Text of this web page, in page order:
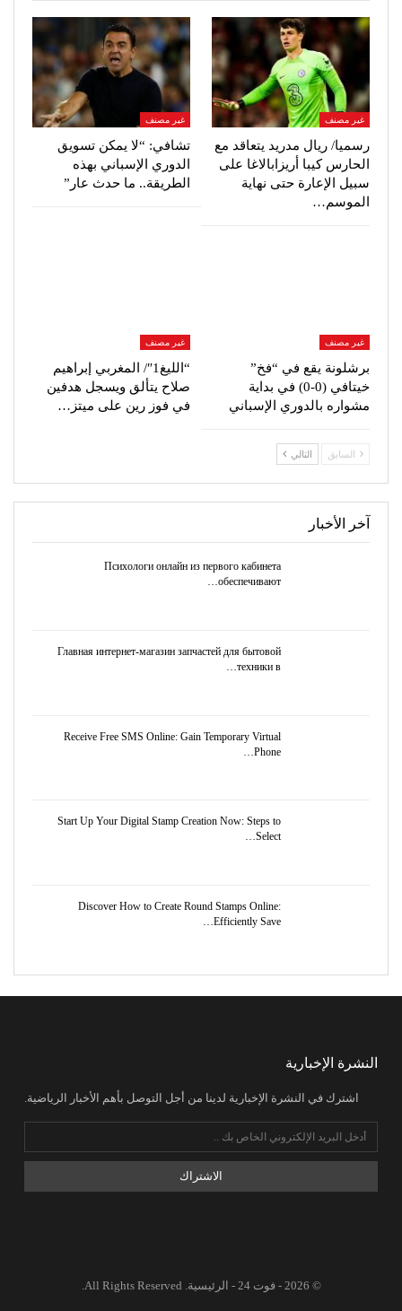
غير مصنف
رسميا/ ريال مدريد يتعاقد مع
الحارس كيبا أريزابالاغا على
سبيل الإعارة حتى نهاية
الموسم…
غير مصنف
تشافي: “لا يمكن تسويق
الدوري الإسباني بهذه
الطريقة.. ما حدث عار”
غير مصنف
برشلونة يقع في “فخ”
خيتافي (0-0) في بداية
مشواره بالدوري الإسباني
غير مصنف
“الليغ1″/ المغربي إبراهيم
صلاح يتألق ويسجل هدفين
في فوز رين على ميتز…
السابق التالي
آخر الأخبار
Психологи онлайн из первого кабинета
обеспечивают…
Главная интернет-магазин запчастей для бытовой
техники в…
Receive Free SMS Online: Gain Temporary Virtual
Phone…
Start Up Your Digital Stamp Creation Now: Steps to
Select…
Discover How to Create Round Stamps Online:
Efficiently Save…
النشرة الإخبارية
اشترك في النشرة الإخبارية لدينا من أجل التوصل بأهم الأخبار الرياضية.
الاشتراك
© 2026 - فوت 24 - الرئيسية. All Rights Reserved.